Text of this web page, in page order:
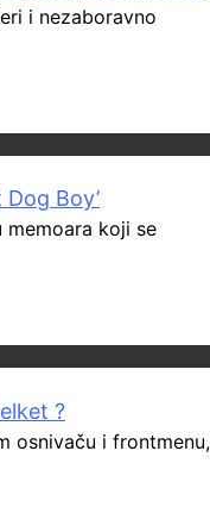
i nezaboravno
Boy’
memoara koji se
?
osnivaču i frontmenu,